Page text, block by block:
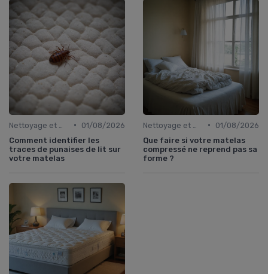
•
01/08/2026
Comment identifier les
traces de punaises de lit sur
votre matelas
•
01/08/2026
Que faire si votre matelas
compressé ne reprend pas sa
forme ?